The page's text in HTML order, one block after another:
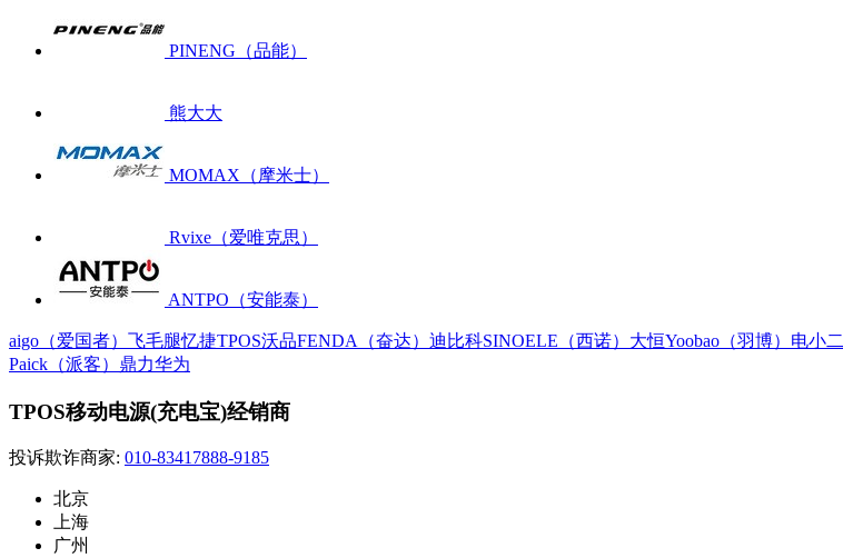
PINENG（品能）
熊大大
MOMAX（摩米士）
Rvixe（爱唯克思）
ANTPO（安能泰）
aigo（爱国者） 飞毛腿忆捷TPOS沃品FENDA（奋达） 迪比科SINOELE（西诺） 大恒Yoobao（羽博） 电小二
Paick（派客） 鼎力华为
TPOS移动电源(充电宝)经销商
投诉欺诈商家: 010-83417888-9185
北京
上海
广州